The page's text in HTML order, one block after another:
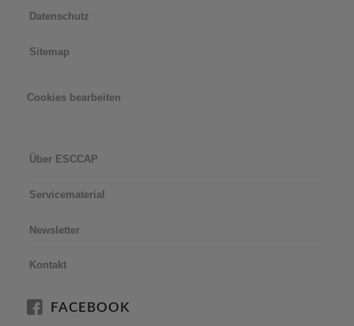
Datenschutz
Sitemap
Cookies bearbeiten
Über ESCCAP
Servicematerial
Newsletter
Kontakt
FACEBOOK